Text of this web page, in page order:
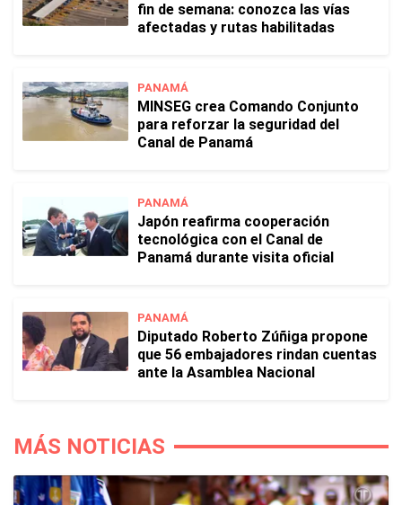
fin de semana: conozca las vías
afectadas y rutas habilitadas
PANAMÁ
MINSEG crea Comando Conjunto
para reforzar la seguridad del
Canal de Panamá
PANAMÁ
Japón reafirma cooperación
tecnológica con el Canal de
Panamá durante visita oficial
PANAMÁ
Diputado Roberto Zúñiga propone
que 56 embajadores rindan cuentas
ante la Asamblea Nacional
MÁS NOTICIAS